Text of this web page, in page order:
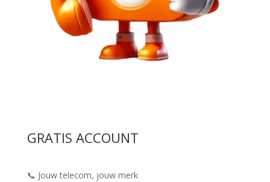
GRATIS ACCOUNT
📞 Jouw telecom, jouw merk